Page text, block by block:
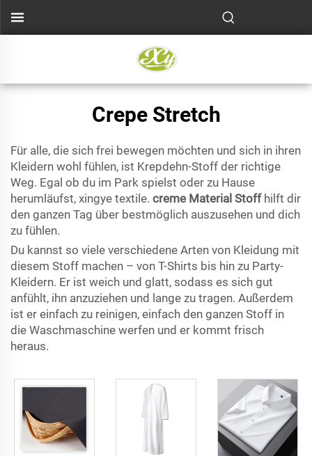
Crepe Stretch
Für alle, die sich frei bewegen möchten und sich in ihren
Kleidern wohl fühlen, ist Krepdehn-Stoff der richtige
Weg. Egal ob du im Park spielst oder zu Hause
herumläufst, xingye textile. creme Material Stoff hilft dir
den ganzen Tag über bestmöglich auszusehen und dich
zu fühlen.
Du kannst so viele verschiedene Arten von Kleidung mit
diesem Stoff machen – von T-Shirts bis hin zu Party-
Kleidern. Er ist weich und glatt, sodass es sich gut
anfühlt, ihn anzuziehen und lange zu tragen. Außerdem
ist er einfach zu reinigen, einfach den ganzen Stoff in
die Waschmaschine werfen und er kommt frisch
heraus.